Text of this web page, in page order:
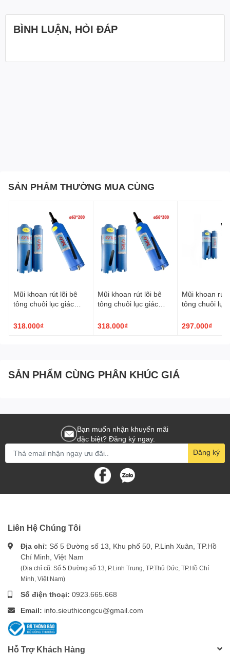
BÌNH LUẬN, HỎI ĐÁP
SẢN PHẨM THƯỜNG MUA CÙNG
Mũi khoan rút lõi bê
tông chuôi lục giác
318.000₫
Mũi khoan rút lõi bê
tông chuôi lục giác
318.000₫
Mũi khoan rút
tông chuôi lục
297.000₫
SẢN PHẨM CÙNG PHÂN KHÚC GIÁ
Bạn muốn nhận khuyến mãi
đặc biệt? Đăng ký ngay.
Đăng ký
Liên Hệ Chúng Tôi
Địa chỉ: Số 5 Đường số 13, Khu phố 50, P.Linh Xuân, TP.Hồ
Chí Minh, Việt Nam
(Địa chỉ cũ: Số 5 Đường số 13, P.Linh Trung, TP.Thủ Đức, TP.Hồ Chí
Minh, Việt Nam)
Số điện thoại: 0923.665.668
Email: info.sieuthicongcu@gmail.com
Hỗ Trợ Khách Hàng